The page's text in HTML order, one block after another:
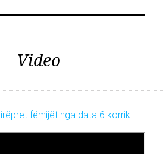
Video
fëmijët nga data 6 korrik